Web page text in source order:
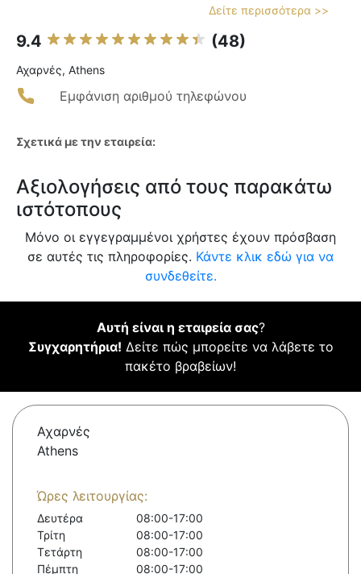
Δείτε περισσότερα >>
9.4 (48)
Αχαρνές, Athens
Εμφάνιση αριθμού τηλεφώνου
Σχετικά με την εταιρεία:
Αξιολογήσεις από τους παρακάτω
ιστότοπους
Μόνο οι εγγεγραμμένοι χρήστες έχουν πρόσβαση
σε αυτές τις πληροφορίες. Κάντε κλικ εδώ για να
συνδεθείτε.
Αυτή είναι η εταιρεία σας?
Συγχαρητήρια! Δείτε πώς μπορείτε να λάβετε το
πακέτο βραβείων!
Αχαρνές
Athens
Ώρες λειτουργίας:
Δευτέρα
08:00-17:00
Τρίτη
08:00-17:00
Τετάρτη
08:00-17:00
Πέμπτη
08:00-17:00